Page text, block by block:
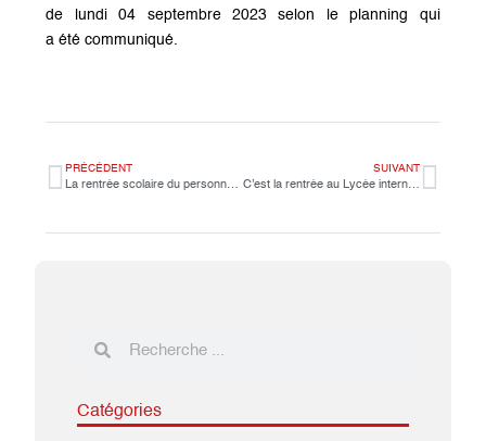
de lundi 04 septembre 2023 selon le planning qui
a été communiqué.
PRÉCÉDENT
La rentrée scolaire du personnel de LiJM
SUIVANT
C’est la rentrée au Lycée international Jean-Mermoz
Catégories